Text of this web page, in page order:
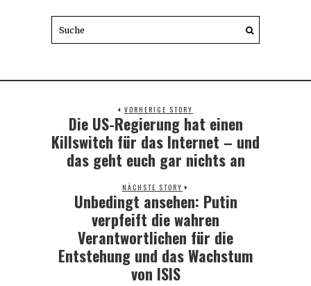
VORHERIGE STORY
Previous
post:
Die US-Regierung hat einen
Killswitch für das Internet – und
das geht euch gar nichts an
NÄCHSTE STORY
Next
post:
Unbedingt ansehen: Putin
verpfeift die wahren
Verantwortlichen für die
Entstehung und das Wachstum
von ISIS